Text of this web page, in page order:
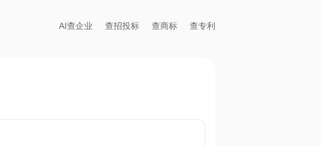
AI查企业 查招投标 查商标 查专利